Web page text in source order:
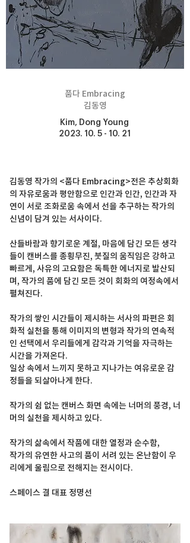
품다 Embracing
김동영
Kim, Dong Young
2023. 10. 5 - 10. 21
김동영 작가의 <품다 Embracing>전은 추상회화
의 자유로움과 평안함으로 인간과 인간, 인간과 자
연이 서로 조화로움 속에서 선을 추구하는 작가의
신념이 담겨 있는 서사이다.
산들바람과 향기로운 계절, 마음에 담긴 모든 생각
들이 캔버스를 종횡무진, 붓질의 움직임은 강하고
빠르게, 사유의 고요함은 독특한 에너지로 발산되
며, 작가의 품에 담긴 모든 것이 회화의 여정속에서
펼쳐진다.
작가의 쌓인 시간들이 제시하는 서사의 파편은 회
화적 실천을 통해 이미지의 변형과 작가의 연속적
인 선택에서 우리들에게 감각과 기억을 자극하는
시간을 가져온다.
일상 속에서 느끼지 못하고 지나가는 여유로운 감
정들을 되살아나게 한다.
작가의 쉼 없는 캔버스 화면 속에는 너머의 풍경, 너
머의 실천을 제시하고 있다.
작가의 삶속에서 작품에 대한 열정과 순수함,
작가의 유연한 사고의 품이 서려 있는 온난함이 우
리에게 울림으로 전해지는 전시이다.
스페이스 결 대표 정명선